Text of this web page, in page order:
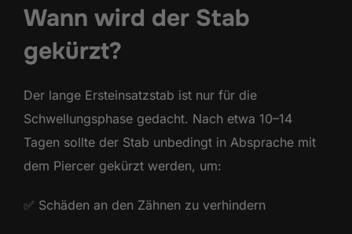
Wann wird der Stab
gekürzt?
Der lange Ersteinsatzstab ist nur für die
Schwellungsphase gedacht. Nach etwa 10–14
Tagen sollte der Stab unbedingt in Absprache mit
dem Piercer gekürzt werden, um:
✅ Schäden an den Zähnen zu verhindern